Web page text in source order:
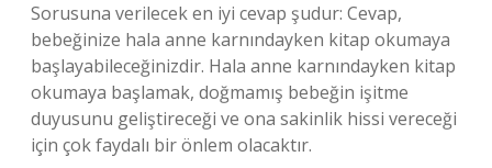
Sorusuna verilecek en iyi cevap şudur: Cevap,
bebeğinize hala anne karnındayken kitap okumaya
başlayabileceğinizdir. Hala anne karnındayken kitap
okumaya başlamak, doğmamış bebeğin işitme
duyusunu geliştireceği ve ona sakinlik hissi vereceği
için çok faydalı bir önlem olacaktır.